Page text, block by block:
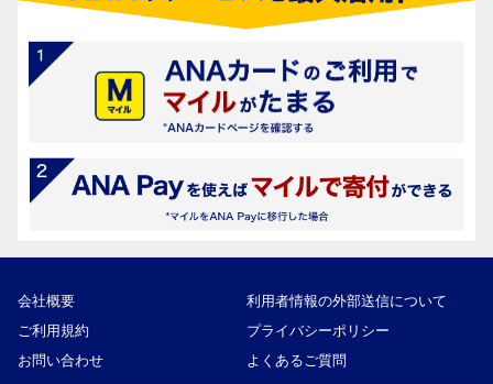
会社概要
利用者情報の外部送信について
ご利用規約
プライバシーポリシー
お問い合わせ
よくあるご質問